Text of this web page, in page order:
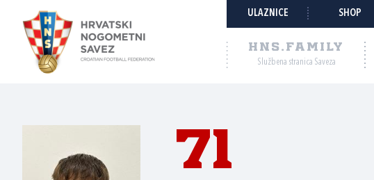
ULAZNICE SHOP
HNS.FAMILY
Službena stranica Saveza
71